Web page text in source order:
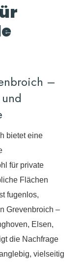
–
bietet eine
für private
Flächen
fugenlos,
Grevenbroich –
Elsen,
die Nachfrage
vielseitig